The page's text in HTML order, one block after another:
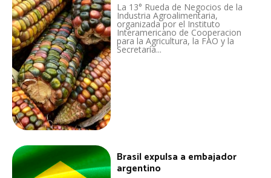
La 13° Rueda de Negocios de la
Industria Agroalimentaria,
organizada por el Instituto
Interamericano de Cooperacion
para la Agricultura, la FAO y la
Secretaría...
Brasil expulsa a embajador
argentino